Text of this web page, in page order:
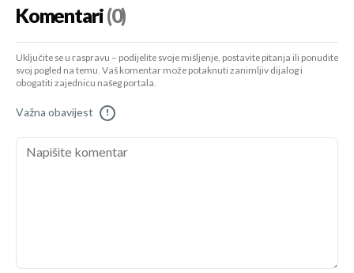
Komentari(0)
Uključite se u raspravu – podijelite svoje mišljenje, postavite pitanja ili ponudite
svoj pogled na temu. Vaš komentar može potaknuti zanimljiv dijalog i
obogatiti zajednicu našeg portala.
Važna obavijest !